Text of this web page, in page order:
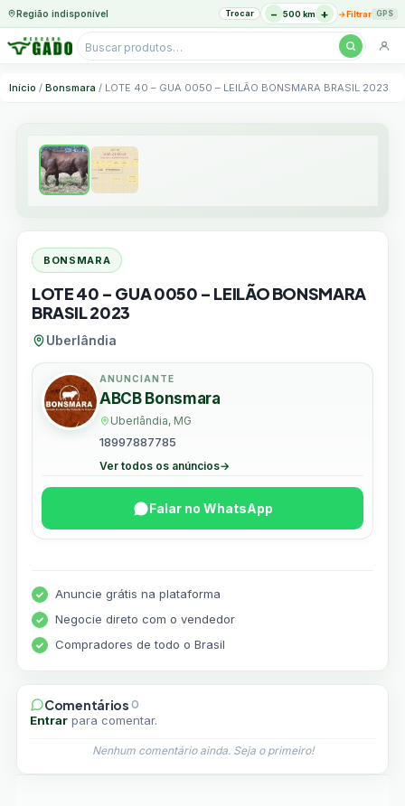
Região indisponível Trocar − 500 km + →Filtrar GPS
Pesquisar
para
Início / Bonsmara / LOTE 40 – GUA 0050 – LEILÃO BONSMARA BRASIL 2023
BONSMARA
LOTE 40 – GUA 0050 – LEILÃO BONSMARA
BRASIL 2023
Uberlândia
ANUNCIANTE
ABCB Bonsmara
Uberlândia, MG
18997887785
Ver todos os anúncios→
Falar no WhatsApp
Anuncie grátis na plataforma
Negocie direto com o vendedor
Compradores de todo o Brasil
Comentários 0
Entrarpara comentar.
Nenhum comentário ainda. Seja o primeiro!